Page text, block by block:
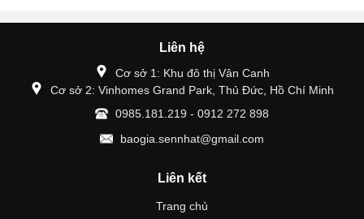
Liên hệ
Cơ sở 1: Khu đô thị Vân Canh
Cơ sở 2: Vinhomes Grand Park, Thủ Đức, Hồ Chí Minh
0985.181.219 - 0912 272 898
baogia.sennhat@gmail.com
Liên kết
Trang chủ